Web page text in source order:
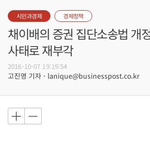
시민과경제 경제정책
채이배의 증권 집단소송법 개
사태로 재부각
2016-10-07 19:19:54
고진영 기자 - lanique@businesspost.co.kr